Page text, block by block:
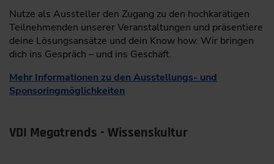
Nutze als Aussteller den Zugang zu den hochkarätigen
Teilnehmenden unserer Veranstaltungen und präsentiere
deine Lösungsansätze und dein Know how. Wir bringen
dich ins Gespräch – und ins Geschäft.
Mehr Informationen zu den Ausstellungs- und
Sponsoringmöglichkeiten
VDI Megatrends - Wissenskultur